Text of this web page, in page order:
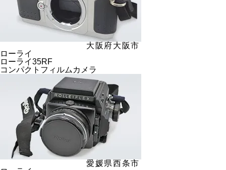
大阪府大阪市
ローライ
ローライ35RF
コンパクトフィルムカメラ
愛媛県西条市